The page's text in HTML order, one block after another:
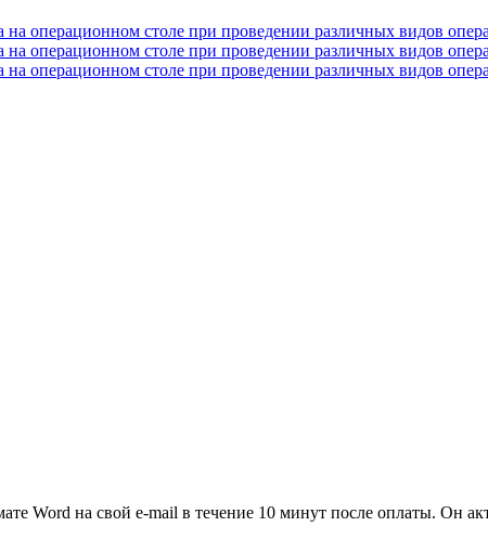
Word на свой e-mail в течение 10 минут после оплаты. Он